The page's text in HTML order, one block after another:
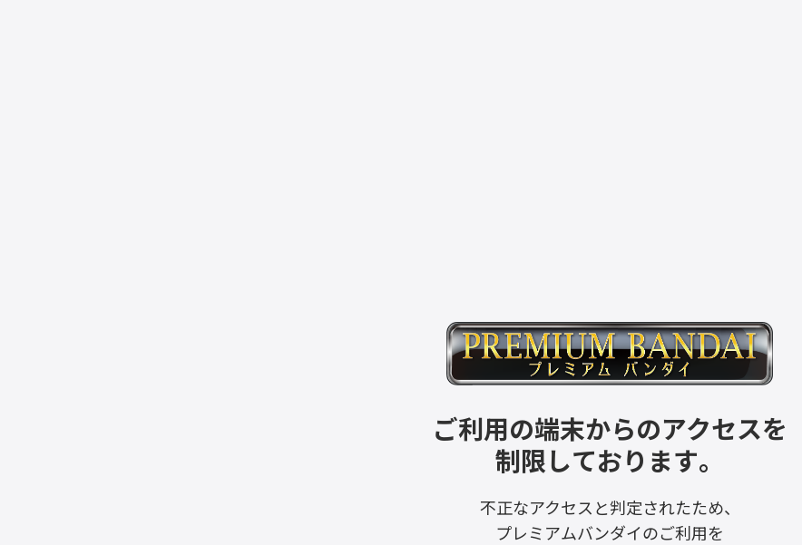
ご利用の端末からのアクセスを
制限しております。
不正なアクセスと判定されたため、
プレミアムバンダイのご利用を